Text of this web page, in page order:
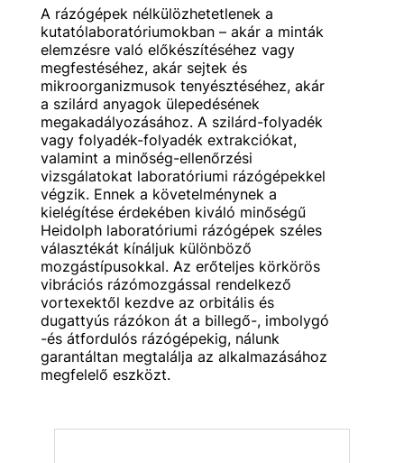
A rázógépek nélkülözhetetlenek a
kutatólaboratóriumokban – akár a minták
elemzésre való előkészítéséhez vagy
megfestéséhez, akár sejtek és
mikroorganizmusok tenyésztéséhez, akár
a szilárd anyagok ülepedésének
megakadályozásához. A szilárd-folyadék
vagy folyadék-folyadék extrakciókat,
valamint a minőség-ellenőrzési
vizsgálatokat laboratóriumi rázógépekkel
végzik. Ennek a követelménynek a
kielégítése érdekében kiváló minőségű
Heidolph laboratóriumi rázógépek széles
választékát kínáljuk különböző
mozgástípusokkal. Az erőteljes körkörös
vibrációs rázómozgással rendelkező
vortexektől kezdve az orbitális és
dugattyús rázókon át a billegő-, imbolygó
-és átfordulós rázógépekig, nálunk
garantáltan megtalálja az alkalmazásához
megfelelő eszközt.